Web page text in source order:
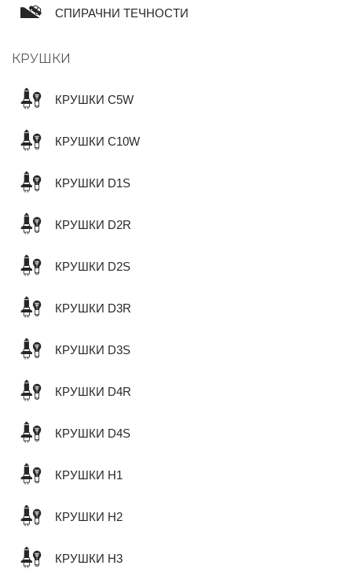
СПИРАЧНИ ТЕЧНОСТИ
КРУШКИ
КРУШКИ C5W
КРУШКИ C10W
КРУШКИ D1S
КРУШКИ D2R
КРУШКИ D2S
КРУШКИ D3R
КРУШКИ D3S
КРУШКИ D4R
КРУШКИ D4S
КРУШКИ H1
КРУШКИ H2
КРУШКИ H3